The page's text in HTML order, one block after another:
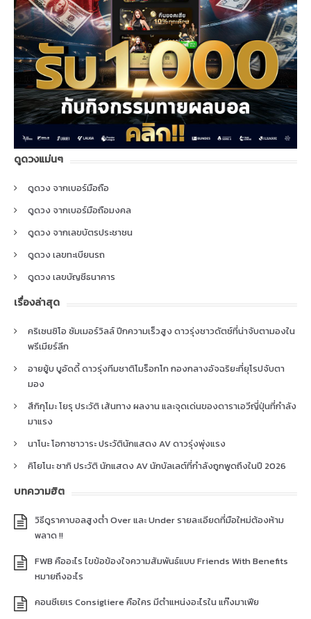
ดูดวงแม่นๆ
ดูดวง จากเบอร์มือถือ
ดูดวง จากเบอร์มือถือมงคล
ดูดวง จากเลขบัตรประชาชน
ดูดวง เลขทะเบียนรถ
ดูดวง เลขบัญชีธนาคาร
เรื่องล่าสุด
คริเซนซิโอ ซัมเมอร์วิลล์ ปีกความเร็วสูง ดาวรุ่งชาวดัตช์ที่น่าจับตามองใน
พรีเมียร์ลีก
อายยู้บ บูอัดดี้ ดาวรุ่งทีมชาติโมร็อกโก กองกลางอัจฉริยะที่ยุโรปจับตา
มอง
สึกิกุโมะ โยรุ ประวัติ เส้นทาง ผลงาน และจุดเด่นของดาราเอวีญี่ปุ่นที่กำลัง
มาแรง
นาโนะ โอกาซาวาระ ประวัตินักแสดง AV ดาวรุ่งพุ่งแรง
คิโยโนะ ซากิ ประวัติ นักแสดง AV นักบัลเลต์ที่กำลังถูกพูดถึงในปี 2026
บทความฮิต
วิธีดูราคาบอลสูงต่ำ Over และ Under รายละเอียดที่มือใหม่ต้องห้าม
พลาด !!
FWB คืออะไร ไขข้อข้องใจความสัมพันธ์แบบ Friends With Benefits
หมายถึงอะไร
คอนซีเยเร Consigliere คือใคร มีตำแหน่งอะไรใน แก๊งมาเฟีย